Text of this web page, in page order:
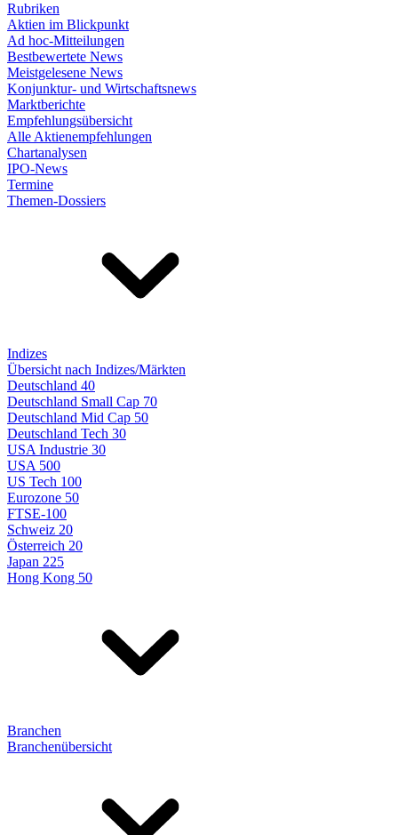
Rubriken
Aktien im Blickpunkt
Ad hoc-Mitteilungen
Bestbewertete News
Meistgelesene News
Konjunktur- und Wirtschaftsnews
Marktberichte
Empfehlungsübersicht
Alle Aktienempfehlungen
Chartanalysen
IPO-News
Termine
Themen-Dossiers
Indizes
Übersicht nach Indizes/Märkten
Deutschland 40
Deutschland Small Cap 70
Deutschland Mid Cap 50
Deutschland Tech 30
USA Industrie 30
USA 500
US Tech 100
Eurozone 50
FTSE-100
Schweiz 20
Österreich 20
Japan 225
Hong Kong 50
Branchen
Branchenübersicht